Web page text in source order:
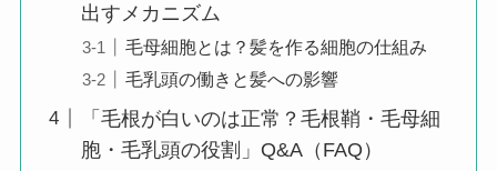
出すメカニズム
毛母細胞とは？髪を作る細胞の仕組み
毛乳頭の働きと髪への影響
「毛根が白いのは正常？毛根鞘・毛母細
胞・毛乳頭の役割」Q&A（FAQ）